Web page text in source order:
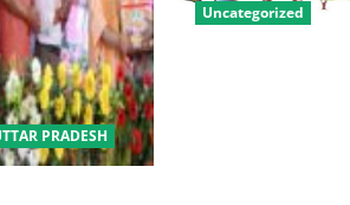
PRADESH
Uncategorized